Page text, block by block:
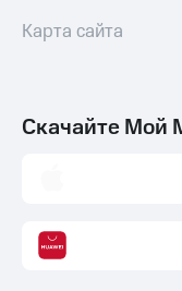
Карта сайта
Скачайте Мой